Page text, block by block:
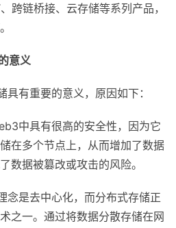
跨链桥接、云存储等系列产品，
意义
有重要的意义，原因如下：
中具有很高的安全性，因为它
在多个节点上，从而增加了数据
数据被篡改或攻击的风险。
念是去中心化，而分布式存储正
之一。通过将数据分散存储在网